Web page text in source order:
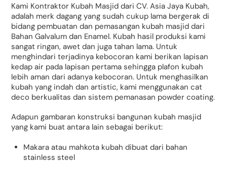
Kami Kontraktor Kubah Masjid dari CV. Asia Jaya Kubah,
adalah merk dagang yang sudah cukup lama bergerak di
bidang pembuatan dan pemasangan kubah masjid dari
Bahan Galvalum dan Enamel. Kubah hasil produksi kami
sangat ringan, awet dan juga tahan lama. Untuk
menghindari terjadinya kebocoran kami berikan lapisan
kedap air pada lapisan pertama sehingga plafon kubah
lebih aman dari adanya kebocoran. Untuk menghasilkan
kubah yang indah dan artistic, kami menggunakan cat
deco berkualitas dan sistem pemanasan powder coating.
Adapun gambaran konstruksi bangunan kubah masjid
yang kami buat antara lain sebagai berikut:
Makara atau mahkota kubah dibuat dari bahan
stainless steel